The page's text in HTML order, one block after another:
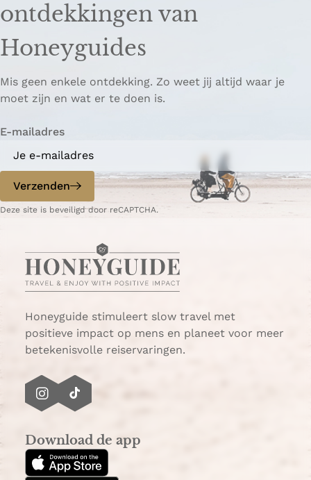
ontdekkingen van
Honeyguides
Mis geen enkele ontdekking. Zo weet jij altijd waar je
moet zijn en wat er te doen is.
E-mailadres
Verzenden
Deze site is beveiligd door reCAPTCHA.
Honeyguide stimuleert slow travel met
positieve impact op mens en planeet voor meer
betekenisvolle reiservaringen.
I
t
a
T
T
o
Download de app